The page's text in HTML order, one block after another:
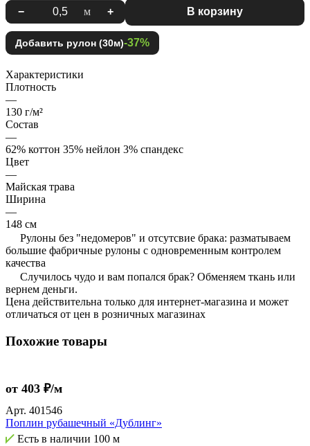
− м + В корзину
Добавить рулон (30м)-37%
Характеристики
Плотность
—
130 г/м²
Состав
—
62% коттон 35% нейлон 3% спандекс
Цвет
—
Майская трава
Ширина
—
148 см
Рулоны без "недомеров" и отсутсвие брака: разматываем
большие фабричные рулоны с одновременным контролем
качества
Случилось чудо и вам попался брак? Обменяем ткань или
вернем деньги.
Цена действительна только для интернет-магазина и может
отличаться от цен в розничных магазинах
Похожие товары
от 403 ₽/м
Арт. 401546
Поплин рубашечный «Дублинг»
Есть в наличии 100 м